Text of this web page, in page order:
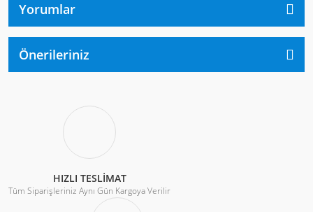
Yorumlar
Önerileriniz
HIZLI TESLİMAT
Tüm Siparişleriniz Aynı Gün Kargoya Verilir